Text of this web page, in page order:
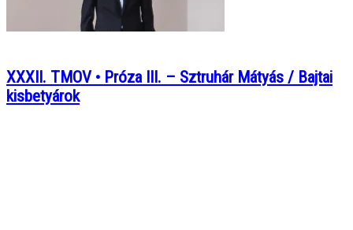
XXXII. TMOV • Próza III. – Sztruhár Mátyás / Bajtai
kisbetyárok